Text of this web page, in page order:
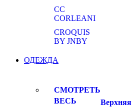
CC
CORLEANI
CROQUIS
BY JNBY
ОДЕЖДА
СМОТРЕТЬ
ВЕСЬ
Верхняя